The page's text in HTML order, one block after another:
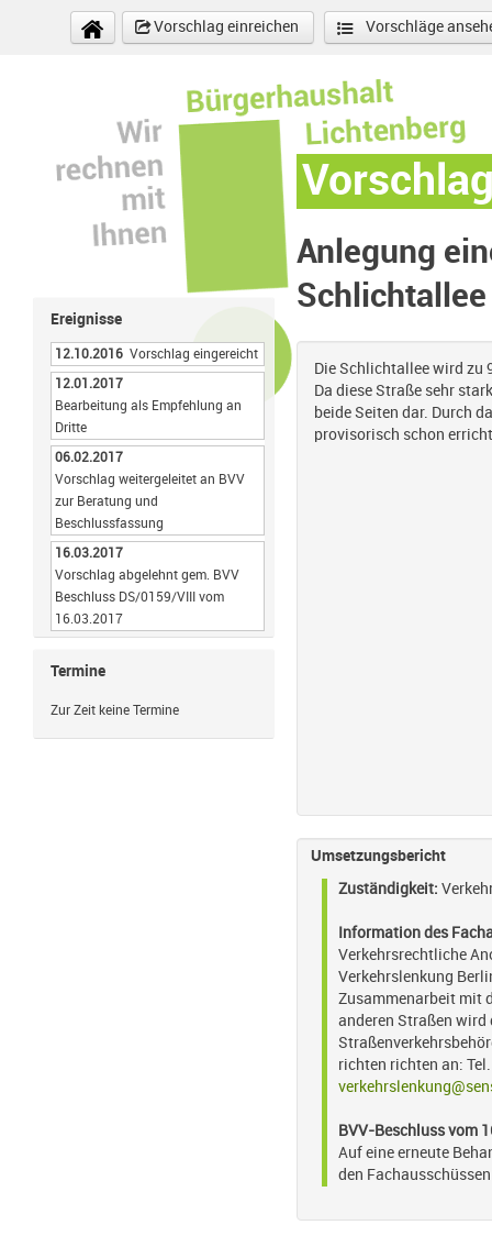
Direkt zum Inhalt
Vorschlag einreichen
Vorschläge
Ereignisse
12.10.2016 Vorschlag eingereicht
12.01.2017
Bearbeitung als Empfehlung an
Dritte
06.02.2017
Vorschlag weitergeleitet an BVV
zur Beratung und
Beschlussfassung
16.03.2017
Vorschlag abgelehnt gem. BVV
Beschluss DS/0159/VIII vom
16.03.2017
Termine
Zur Zeit keine Termine
Anlegung
Schlichtallee
Die Schlichtallee wird zu
Da diese Straße sehr
beide Seiten dar. Durch
provisorisch schon
Umsetzungsbericht
Zuständigkeit:
Information des
Verkehrsrechtliche
Verkehrslenkung
Zusammenarbeit mit
anderen Straßen wird
richten richten an:
BVV-Beschluss vom
Auf eine erneute
den